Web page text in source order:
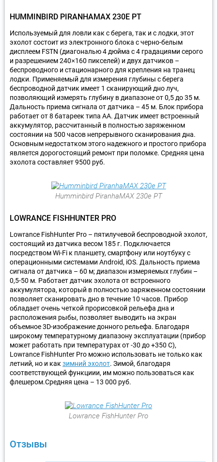
HUMMINBIRD PIRANHAMAX 230E PT
Используемый для ловли как с берега, так и с лодки, этот
эхолот состоит из электронного блока с черно-белым
дисплеем FSTN (диагональю 4 дюйма с 4 градациями серого
и разрешением 240×160 пикселей) и двух датчиков –
беспроводного и стационарного для крепления на транец
лодки. Применяемый для измерения глубины с берега
беспроводной датчик имеет 1 сканирующий дно луч,
позволяющий измерять глубину в диапазоне от 0,5 до 35 м.
Дальность приема сигнала от датчика – 45 м. Блок прибора
работает от 8 батареек типа АА. Датчик имеет встроенный
аккумулятор, рассчитанный в полностью заряженном
состоянии на 500 часов непрерывного сканирования дна.
Основным недостатком этого надежного и простого прибора
является дорогостоящий ремонт при поломке. Средняя цена
эхолота составляет 9500 руб.
Humminbird PiranhaMAX 230e PT
LOWRANCE FISHHUNTER PRO
Lowrance FishHunter Pro – пятилучевой беспроводной эхолот,
состоящий из датчика весом 185 г. Подключается
посредством Wi-Fi к планшету, смартфону или ноутбуку с
операционными системами Android, iOS. Дальность приема
сигнала от датчика – 60 м; диапазон измеряемых глубин –
0,5-50 м. Работает датчик эхолота от встроенного
аккумулятора, который в полностью заряженном состоянии
позволяет сканировать дно в течение 10 часов. Прибор
обладает очень четкой прорисовкой рельефа дна и
расположения рыбы, позволяет выводить на экран
объемное 3D-изображение донного рельефа. Благодаря
широкому температурному диапазону эксплуатации (прибор
может работать при температурах от -30 до +350 С),
Lowrance FishHunter Pro можно использовать не только как
летний, но и какзимний эхолот. Зимой, благодаря
соответствующей функциии, им можно пользоваться как
флешером.Средняя цена – 13 000 руб.
Lowrance FishHunter Pro
Отзывы